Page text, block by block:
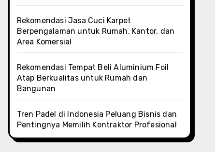
Rekomendasi Jasa Cuci Karpet
Berpengalaman untuk Rumah, Kantor, dan
Area Komersial
Rekomendasi Tempat Beli Aluminium Foil
Atap Berkualitas untuk Rumah dan
Bangunan
Tren Padel di Indonesia Peluang Bisnis dan
Pentingnya Memilih Kontraktor Profesional